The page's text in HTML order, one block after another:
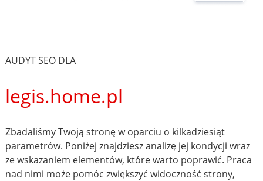
AUDYT SEO DLA
legis.home.pl
Zbadaliśmy Twoją stronę w oparciu o kilkadziesiąt
parametrów. Poniżej znajdziesz analizę jej kondycji wraz
ze wskazaniem elementów, które warto poprawić. Praca
nad nimi może pomóc zwiększyć widoczność strony,